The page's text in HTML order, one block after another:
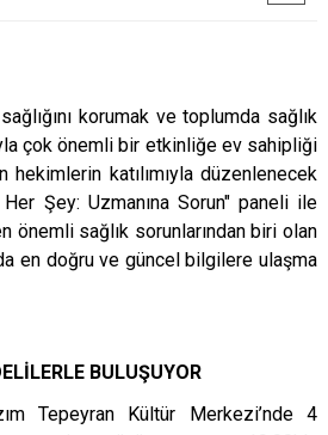
korumak ve toplumda sağlık
çok önemli bir etkinliğe ev sahipliği
hekimlerin katılımıyla düzenlenecek
Şey: Uzmanına Sorun" paneli ile
önemli sağlık sorunlarından biri olan
en doğru ve güncel bilgilere ulaşma
BULUŞUYOR
Tepeyran Kültür Merkezi’nde 4